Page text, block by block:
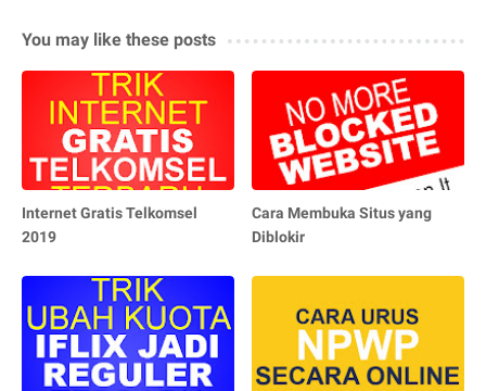
You may like these posts
Internet Gratis Telkomsel
2019
Cara Membuka Situs yang
Diblokir